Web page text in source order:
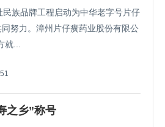
族品牌工程启动为中华老字号片仔
努力。漳州片仔癀药业股份有限公
...
之乡”称号